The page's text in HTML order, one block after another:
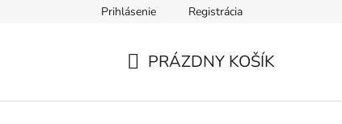
Prihlásenie Registrácia
PRÁZDNY KOŠÍK